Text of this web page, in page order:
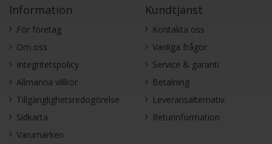
Information
För företag
Om oss
Integritetspolicy
Allmänna villkor
Tillgänglighetsredogörelse
Sidkarta
Varumärken
Kundtjänst
Kontakta oss
Vanliga frågor
Service & garanti
Betalning
Leveransalternativ
Returinformation